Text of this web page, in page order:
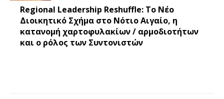
Regional Leadership Reshuffle: Το Νέο
Διοικητικό Σχήμα στο Νότιο Αιγαίο, η
κατανομή χαρτοφυλακίων / αρμοδιοτήτων
και ο ρόλος των Συντονιστών